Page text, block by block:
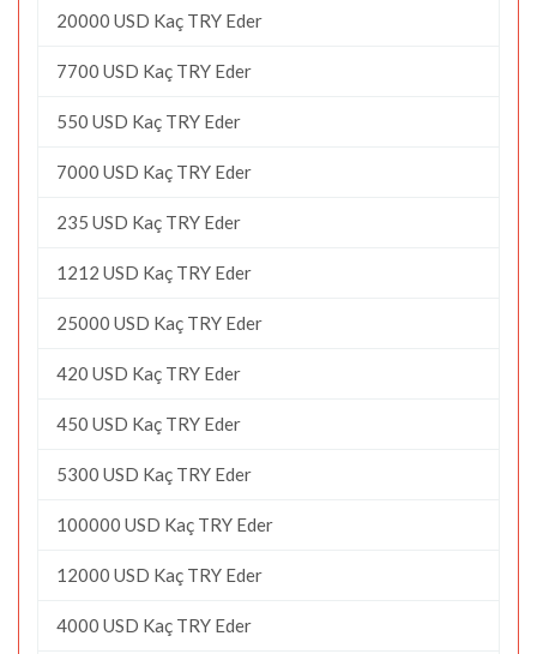
20000 USD Kaç TRY Eder
7700 USD Kaç TRY Eder
550 USD Kaç TRY Eder
7000 USD Kaç TRY Eder
235 USD Kaç TRY Eder
1212 USD Kaç TRY Eder
25000 USD Kaç TRY Eder
420 USD Kaç TRY Eder
450 USD Kaç TRY Eder
5300 USD Kaç TRY Eder
100000 USD Kaç TRY Eder
12000 USD Kaç TRY Eder
4000 USD Kaç TRY Eder